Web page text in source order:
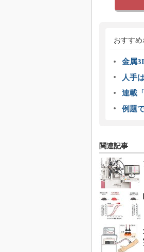
おすす
金属
人手
連載
例題
関連記事